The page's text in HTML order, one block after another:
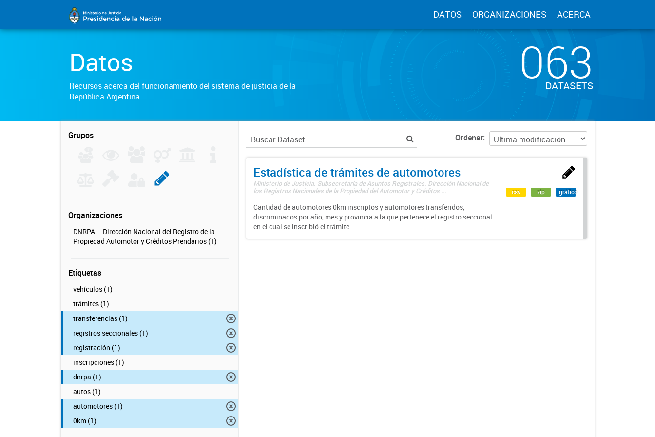
DATOS ORGANIZACIONES ACERCA
Datos
Recursos acerca del funcionamiento del sistema de justicia de la
República Argentina.
063
DATASETS
Grupos
Organizaciones
DNRPA – Dirección Nacional del Registro de la
Propiedad Automotor y Créditos Prendarios (1)
Etiquetas
vehículos (1)
trámites (1)
transferencias (1)
registros seccionales (1)
registración (1)
inscripciones (1)
dnrpa (1)
autos (1)
automotores (1)
0km (1)
Ordenar
Estadística de trámites de automotores
Ministerio de Justicia. Subsecretaría de Asuntos Registrales. Dirección Nacional de
los Registros Nacionales de la Propiedad del Automotor y Créditos ...
Cantidad de automotores 0km inscriptos y automotores transferidos,
discriminados por año, mes y provincia a la que pertenece el registro seccional
en el cual se inscribió el trámite.
csv zip gráfico